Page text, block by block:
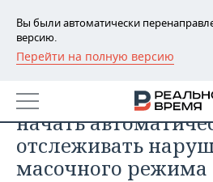
Вы были автоматически
версию.
Перейти на полную версию
РЕГИОНЫ
БАШКОРТОСТАН
ТАТАРСТАН
УДМУРТИЯ
НОВОСТИ
АНАЛИТИКА
НОВОСТИ АНАЛИТИКИ
ЭКОНОМИКА
В российских
начать
отслеживать
масочного режима